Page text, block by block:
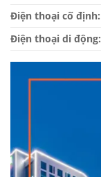
Điện thoại cố định:
Điện thoại di động: